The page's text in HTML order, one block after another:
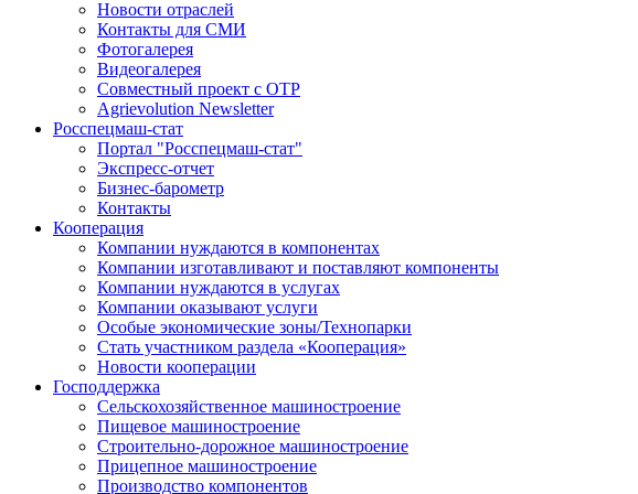
Новости отраслей
Контакты для СМИ
Фотогалерея
Видеогалерея
Совместный проект с ОТР
Agrievolution Newsletter
Росспецмаш-стат
Портал "Росспецмаш-стат"
Экспресс-отчет
Бизнес-барометр
Контакты
Кооперация
Компании нуждаются в компонентах
Компании изготавливают и поставляют компоненты
Компании нуждаются в услугах
Компании оказывают услуги
Особые экономические зоны/Технопарки
Стать участником раздела «Кооперация»
Новости кооперации
Господдержка
Сельскохозяйственное машиностроение
Пищевое машиностроение
Строительно-дорожное машиностроение
Прицепное машиностроение
Производство компонентов